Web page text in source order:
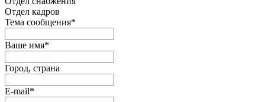
Отдел кадров
Тема сообщения*
Ваше имя*
Город, страна
E-mail*